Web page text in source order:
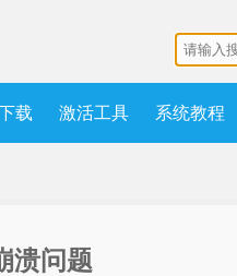
载 激活工具 系统教程
溃问题